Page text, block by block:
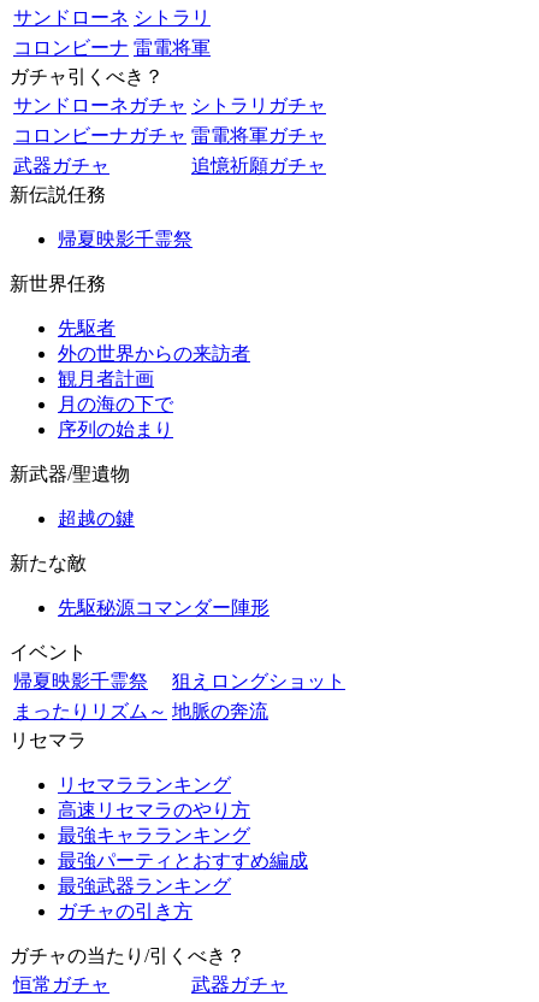
サンドローネ シトラリ
コロンビーナ 雷電将軍
ガチャ引くべき？
サンドローネガチャ シトラリガチャ
コロンビーナガチャ 雷電将軍ガチャ
武器ガチャ
追憶祈願ガチャ
新伝説任務
帰夏映影千霊祭
新世界任務
先駆者
外の世界からの来訪者
観月者計画
月の海の下で
序列の始まり
新武器/聖遺物
超越の鍵
新たな敵
先駆秘源コマンダー陣形
イベント
帰夏映影千霊祭
狙えロングショット
まったりリズム～ 地脈の奔流
リセマラ
リセマラランキング
高速リセマラのやり方
最強キャラランキング
最強パーティとおすすめ編成
最強武器ランキング
ガチャの引き方
ガチャの当たり/引くべき？
恒常ガチャ
武器ガチャ